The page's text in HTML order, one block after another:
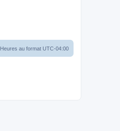
Heures au format UTC-04:00